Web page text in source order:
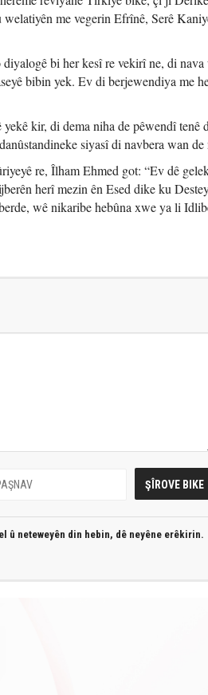
me vegerin Efrînê, Serê
bi her kesî re vekirî ne, di nava
bibin yek. Ev di berjewendiya me
kir, di dema niha de pêwendî tenê
siyasî di navbera wan de
re, Îlham Ehmed got: “Ev dê
herî mezin ên Esed dike ku
wê nikaribe hebûna xwe ya li
û neteweyên din hebin, dê neyêne erêkirin.